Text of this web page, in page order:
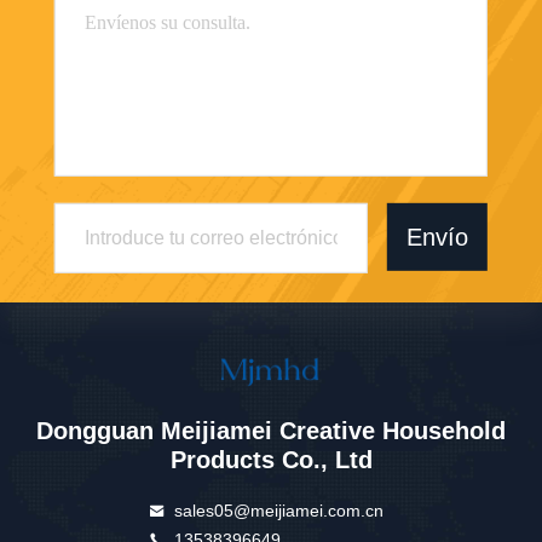
Envío
Dongguan Meijiamei Creative Household
Products Co., Ltd
sales05@meijiamei.com.cn